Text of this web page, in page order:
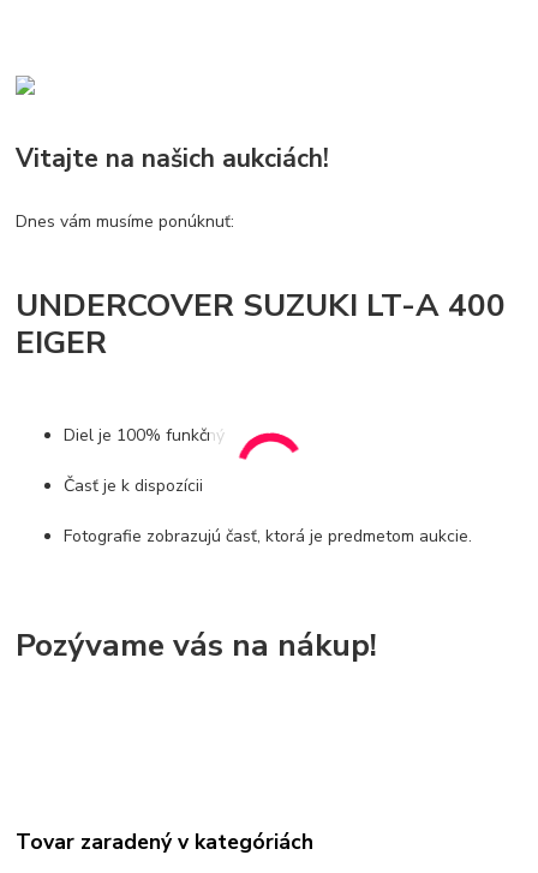
Vitajte na našich aukciách!
Dnes vám musíme ponúknuť:
UNDERCOVER SUZUKI LT-A 400
EIGER
Diel je 100% funkčný
Časť je k dispozícii
Fotografie zobrazujú časť, ktorá je predmetom aukcie.
Pozývame vás na nákup!
Tovar zaradený v kategóriách